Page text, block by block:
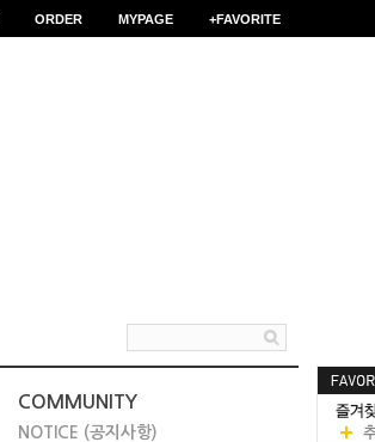
ORDER MYPAGE +FAVORITE
COMMUNITY
NOTICE (공지사항)